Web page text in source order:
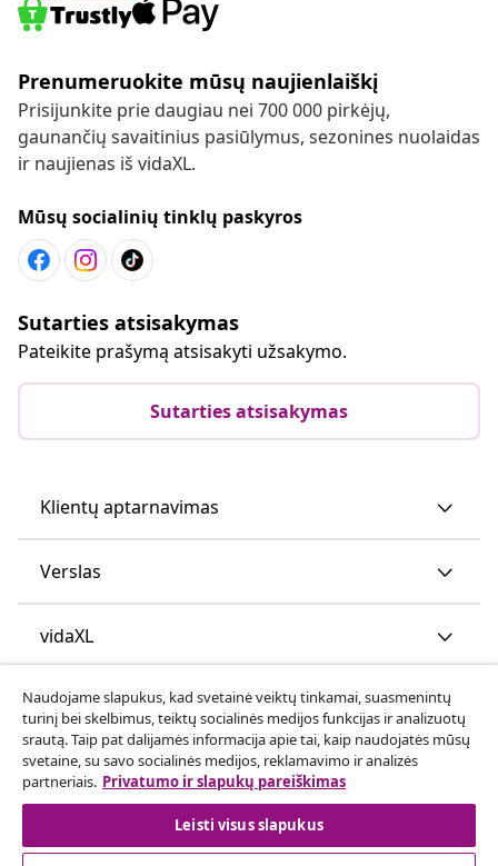
Prenumeruokite mūsų naujienlaiškį
Prisijunkite prie daugiau nei 700 000 pirkėjų,
gaunančių savaitinius pasiūlymus, sezonines nuolaidas
ir naujienas iš vidaXL.
Mūsų socialinių tinklų paskyros
Sutarties atsisakymas
Pateikite prašymą atsisakyti užsakymo.
Sutarties atsisakymas
Klientų aptarnavimas
Verslas
vidaXL
Atraskite daugiau
Naudojame slapukus, kad svetainė veiktų tinkamai, suasmenintų
turinį bei skelbimus, teiktų socialinės medijos funkcijas ir analizuotų
srautą. Taip pat dalijamės informacija apie tai, kaip naudojatės mūsų
svetaine, su savo socialinės medijos, reklamavimo ir analizės
partneriais. Privatumo ir slapukų pareiškimas
Leisti visus slapukus